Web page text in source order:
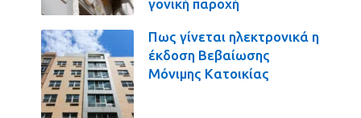
γονική παροχή
Πως γίνεται ηλεκτρονικά η
έκδοση Βεβαίωσης
Μόνιμης Κατοικίας